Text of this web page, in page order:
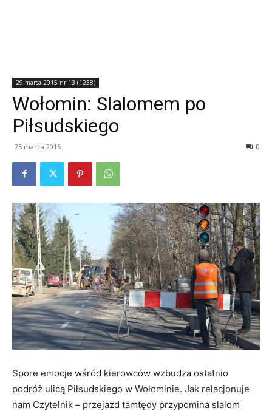
29 marca 2015 nr 13 (1238)
Wołomin: Slalomem po
Piłsudskiego
25 marca 2015 0
Spore emocje wśród kierowców wzbudza ostatnio
podróż ulicą Piłsudskiego w Wołominie. Jak relacjonuje
nam Czytelnik – przejazd tamtędy przypomina slalom